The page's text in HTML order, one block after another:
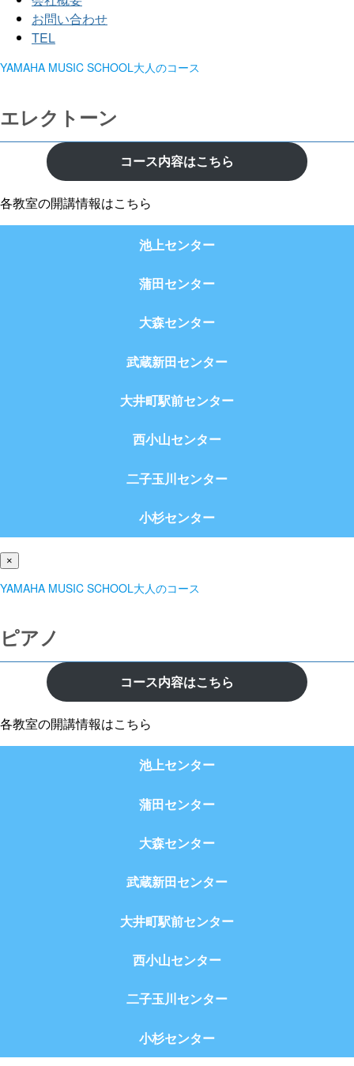
お問い合わせ
TEL
YAMAHA MUSIC SCHOOL大人のコース
エレクトーン
コース内容はこちら
各教室の開講情報はこちら
池上センター
蒲田センター
大森センター
武蔵新田センター
大井町駅前センター
西小山センター
二子玉川センター
小杉センター
×
YAMAHA MUSIC SCHOOL大人のコース
ピアノ
コース内容はこちら
各教室の開講情報はこちら
池上センター
蒲田センター
大森センター
武蔵新田センター
大井町駅前センター
西小山センター
二子玉川センター
小杉センター